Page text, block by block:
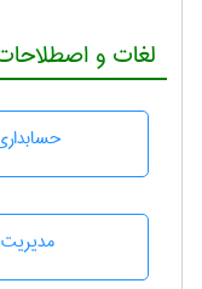
لغات و
مديريت